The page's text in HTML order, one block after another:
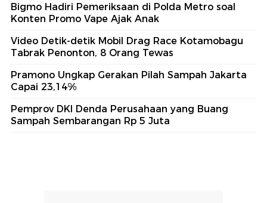
Bigmo Hadiri Pemeriksaan di Polda Metro soal
Konten Promo Vape Ajak Anak
Video Detik-detik Mobil Drag Race Kotamobagu
Tabrak Penonton, 8 Orang Tewas
Pramono Ungkap Gerakan Pilah Sampah Jakarta
Capai 23,14%
Pemprov DKI Denda Perusahaan yang Buang
Sampah Sembarangan Rp 5 Juta